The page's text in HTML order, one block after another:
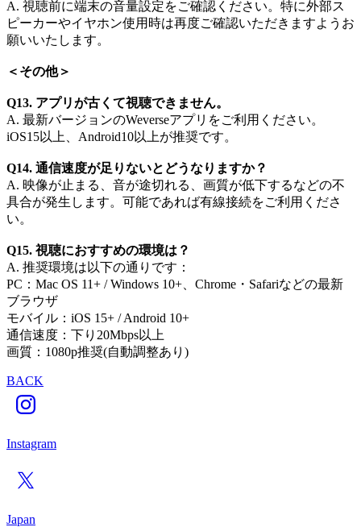
A. 視聴前に端末の音量設定をご確認ください。特に外部ス
ピーカーやイヤホン使用時は再度ご確認いただきますようお
願いいたします。
＜その他​＞
Q13. アプリが古くて視聴できません。​
A. 最新バージョンのWeverseアプリをご利用ください。
iOS15以上、Android10以上が推奨です。​
Q14. 通信速度が足りないとどうなりますか？​
A. 映像が止まる、音が途切れる、画質が低下するなどの不
具合が発生します。可能であれば有線接続をご利用くださ
い。​
Q15. 視聴におすすめの環境は？​
A. 推奨環境は以下の通りです：​
PC：Mac OS 11+ / Windows 10+、Chrome・Safariなどの最新
ブラウザ​
モバイル：iOS 15+ / Android 10+​
通信速度：下り20Mbps以上​
画質：1080p推奨(自動調整あり)​
BACK
Instagram
Japan